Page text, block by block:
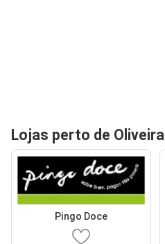
Lojas perto de
Pingo Doce